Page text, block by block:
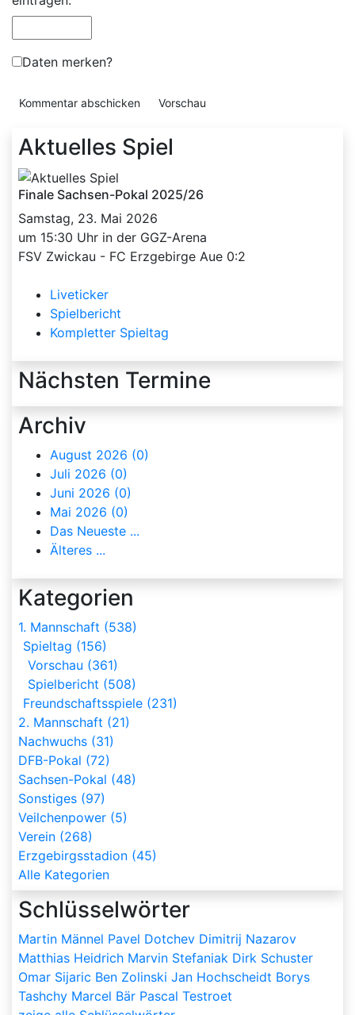
Daten merken?
Aktuelles Spiel
Finale Sachsen-Pokal 2025/26
Samstag, 23. Mai 2026
um 15:30 Uhr in der GGZ-Arena
FSV Zwickau - FC Erzgebirge Aue 0:2
Liveticker
Spielbericht
Kompletter Spieltag
Nächsten Termine
Archiv
August 2026 (0)
Juli 2026 (0)
Juni 2026 (0)
Mai 2026 (0)
Das Neueste ...
Älteres ...
Kategorien
1. Mannschaft (538)
Spieltag (156)
Vorschau (361)
Spielbericht (508)
Freundschaftsspiele (231)
2. Mannschaft (21)
Nachwuchs (31)
DFB-Pokal (72)
Sachsen-Pokal (48)
Sonstiges (97)
Veilchenpower (5)
Verein (268)
Erzgebirgsstadion (45)
Alle Kategorien
Schlüsselwörter
Martin Männel Pavel Dotchev Dimitrij Nazarov
Matthias Heidrich Marvin Stefaniak Dirk Schuster
Omar Sijaric Ben Zolinski Jan Hochscheidt Borys
Tashchy Marcel Bär Pascal Testroet